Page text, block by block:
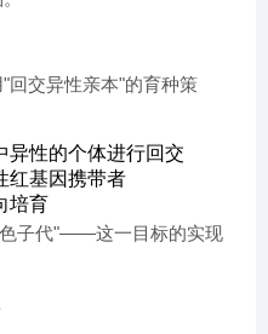
回交异性亲本"的育种策
异性的个体进行回交
红基因携带者
培育
子代"——这一目标的实现